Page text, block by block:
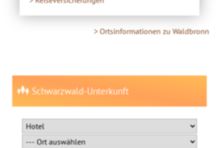
> Ortsinformationen zu Waldbronn
Schwarzwald-Unterkunft